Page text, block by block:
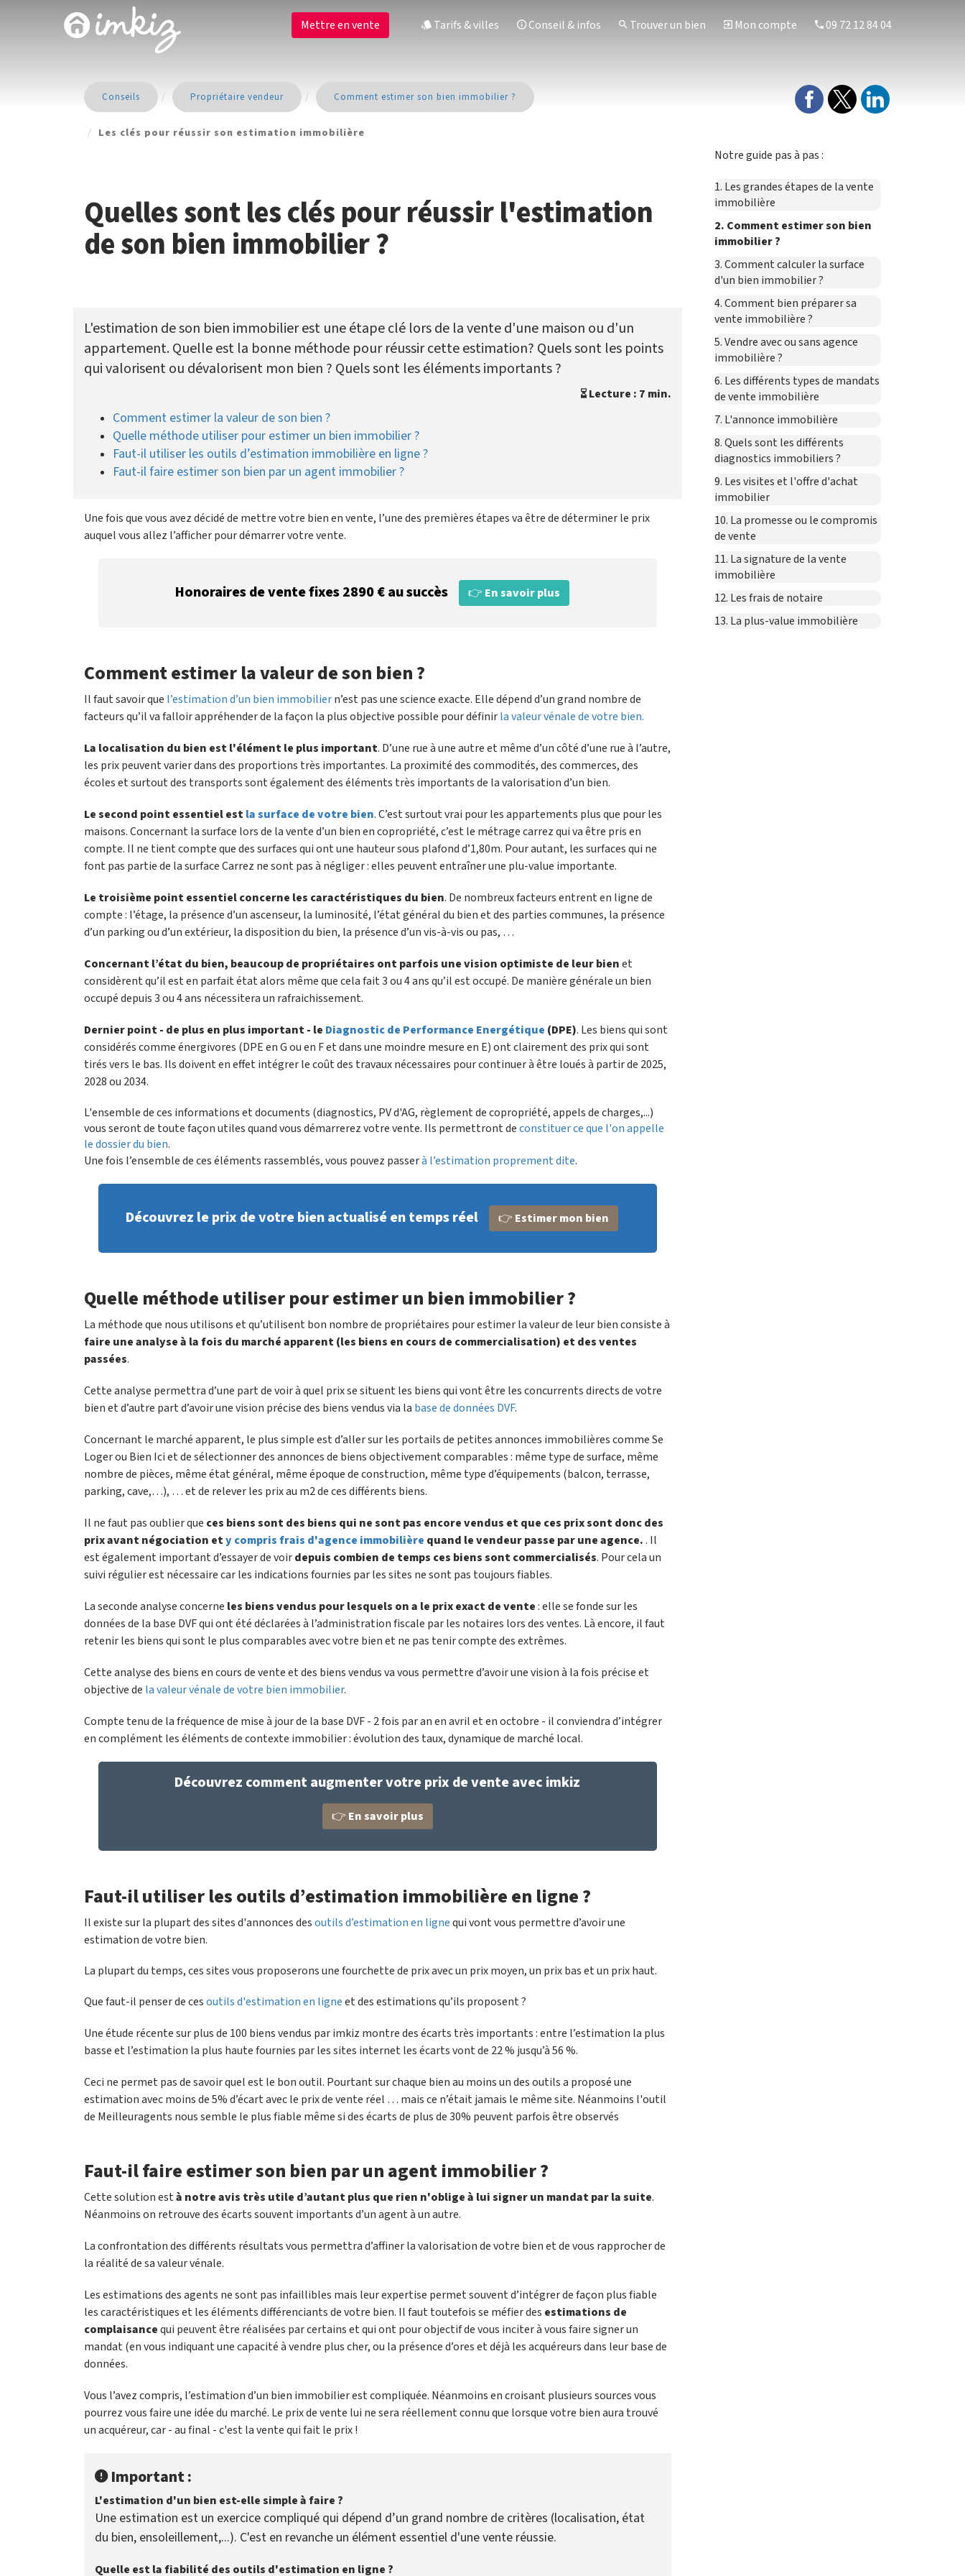
Mettre en vente Tarifs & villes Conseil & infos Trouver un bien Mon compte 09 72 12 84 04
Conseils Propriétaire vendeur Comment estimer son bien immobilier ?
Les clés pour réussir son estimation immobilière
Quelles sont les clés pour réussir l'estimation
de son bien immobilier ?
L'estimation de son bien immobilier est une étape clé lors de la vente d'une maison ou d'un
appartement. Quelle est la bonne méthode pour réussir cette estimation? Quels sont les points
qui valorisent ou dévalorisent mon bien ? Quels sont les éléments importants ?
Lecture : 7 min.
Comment estimer la valeur de son bien ?
Quelle méthode utiliser pour estimer un bien immobilier ?
Faut-il utiliser les outils d’estimation immobilière en ligne ?
Faut-il faire estimer son bien par un agent immobilier ?
Une fois que vous avez décidé de mettre votre bien en vente, l’une des premières étapes va être de déterminer le prix
auquel vous allez l’afficher pour démarrer votre vente.
Honoraires de vente fixes 2890 € au succès 👉 En savoir plus
Comment estimer la valeur de son bien ?
Il faut savoir que l’estimation d’un bien immobiliern’est pas une science exacte. Elle dépend d’un grand nombre de
facteurs qu’il va falloir appréhender de la façon la plus objective possible pour définirla valeur vénale de votre bien.
La localisation du bien est l'élément le plus important. D’une rue à une autre et même d’un côté d’une rue à l’autre,
les prix peuvent varier dans des proportions très importantes. La proximité des commodités, des commerces, des
écoles et surtout des transports sont également des éléments très importants de la valorisation d’un bien.
Le second point essentiel estla surface de votre bien. C’est surtout vrai pour les appartements plus que pour les
maisons. Concernant la surface lors de la vente d’un bien en copropriété, c’est le métrage carrez qui va être pris en
compte. Il ne tient compte que des surfaces qui ont une hauteur sous plafond d’1,80m. Pour autant, les surfaces qui ne
font pas partie de la surface Carrez ne sont pas à négliger : elles peuvent entraîner une plu-value importante.
Le troisième point essentiel concerne les caractéristiques du bien. De nombreux facteurs entrent en ligne de
compte : l’étage, la présence d’un ascenseur, la luminosité, l’état général du bien et des parties communes, la présence
d’un parking ou d’un extérieur, la disposition du bien, la présence d’un vis-à-vis ou pas, …
Concernant l’état du bien, beaucoup de propriétaires ont parfois une vision optimiste de leur bienet
considèrent qu’il est en parfait état alors même que cela fait 3 ou 4 ans qu’il est occupé. De manière générale un bien
occupé depuis 3 ou 4 ans nécessitera un rafraichissement.
Dernier point - de plus en plus important - le Diagnostic de Performance Energétique (DPE). Les biens qui sont
considérés comme énergivores (DPE en G ou en F et dans une moindre mesure en E) ont clairement des prix qui sont
tirés vers le bas. Ils doivent en effet intégrer le coût des travaux nécessaires pour continuer à être loués à partir de 2025,
2028 ou 2034.
L'ensemble de ces informations et documents (diagnostics, PV d'AG, règlement de copropriété, appels de charges,...)
vous seront de toute façon utiles quand vous démarrerez votre vente. Ils permettront deconstituer ce que l'on appelle
le dossier du bien.
Une fois l’ensemble de ces éléments rassemblés, vous pouvez passerà l’estimation proprement dite.
Découvrez le prix de votre bien actualisé en temps réel 👉 Estimer mon bien
Quelle méthode utiliser pour estimer un bien immobilier ?
La méthode que nous utilisons et qu’utilisent bon nombre de propriétaires pour estimer la valeur de leur bien consiste à
faire une analyse à la fois du marché apparent (les biens en cours de commercialisation) et des ventes
passées.
Cette analyse permettra d’une part de voir à quel prix se situent les biens qui vont être les concurrents directs de votre
bien et d’autre part d’avoir une vision précise des biens vendus via la base de données DVF.
Concernant le marché apparent, le plus simple est d’aller sur les portails de petites annonces immobilières comme Se
Loger ou Bien Ici et de sélectionner des annonces de biens objectivement comparables : même type de surface, même
nombre de pièces, même état général, même époque de construction, même type d’équipements (balcon, terrasse,
parking, cave,…), … et de relever les prix au m2 de ces différents biens.
Il ne faut pas oublier que ces biens sont des biens qui ne sont pas encore vendus et que ces prix sont donc des
prix avant négociation ety compris frais d'agence immobilière quand le vendeur passe par une agence.. Il
est également important d’essayer de voirdepuis combien de temps ces biens sont commercialisés. Pour cela un
suivi régulier est nécessaire car les indications fournies par les sites ne sont pas toujours fiables.
La seconde analyse concerne les biens vendus pour lesquels on a le prix exact de vente: elle se fonde sur les
données de la base DVF qui ont été déclarées à l’administration fiscale par les notaires lors des ventes. Là encore, il faut
retenir les biens qui sont le plus comparables avec votre bien et ne pas tenir compte des extrêmes.
Cette analyse des biens en cours de vente et des biens vendus va vous permettre d’avoir une vision à la fois précise et
objective de la valeur vénale de votre bien immobilier.
Compte tenu de la fréquence de mise à jour de la base DVF - 2 fois par an en avril et en octobre - il conviendra d’intégrer
en complément les éléments de contexte immobilier : évolution des taux, dynamique de marché local.
Découvrez comment augmenter votre prix de vente avec imkiz
👉 En savoir plus
Faut-il utiliser les outils d’estimation immobilière en ligne ?
Il existe sur la plupart des sites d'annonces desoutils d’estimation en lignequi vont vous permettre d’avoir une
estimation de votre bien.
La plupart du temps, ces sites vous proposerons une fourchette de prix avec un prix moyen, un prix bas et un prix haut.
Que faut-il penser de cesoutils d'estimation en ligneet des estimations qu’ils proposent ?
Une étude récente sur plus de 100 biens vendus par imkiz montre des écarts très importants : entre l’estimation la plus
basse et l’estimation la plus haute fournies par les sites internet les écarts vont de 22 % jusqu’à 56 %.
Ceci ne permet pas de savoir quel est le bon outil. Pourtant sur chaque bien au moins un des outils a proposé une
estimation avec moins de 5% d’écart avec le prix de vente réel … mais ce n’était jamais le même site. Néanmoins l'outil
de Meilleuragents nous semble le plus fiable même si des écarts de plus de 30% peuvent parfois être observés
Faut-il faire estimer son bien par un agent immobilier ?
Cette solution està notre avis très utile d’autant plus que rien n'oblige à lui signer un mandat par la suite.
Néanmoins on retrouve des écarts souvent importants d’un agent à un autre.
La confrontation des différents résultats vous permettra d’affiner la valorisation de votre bien et de vous rapprocher de
la réalité de sa valeur vénale.
Les estimations des agents ne sont pas infaillibles mais leur expertise permet souvent d’intégrer de façon plus fiable
les caractéristiques et les éléments différenciants de votre bien. Il faut toutefois se méfier des estimations de
complaisancequi peuvent être réalisées par certains et qui ont pour objectif de vous inciter à vous faire signer un
mandat (en vous indiquant une capacité à vendre plus cher, ou la présence d’ores et déjà les acquéreurs dans leur base de
données.
Vous l’avez compris, l’estimation d’un bien immobilier est compliquée. Néanmoins en croisant plusieurs sources vous
pourrez vous faire une idée du marché. Le prix de vente lui ne sera réellement connu que lorsque votre bien aura trouvé
un acquéreur, car - au final - c'est la vente qui fait le prix !
Important :
L'estimation d'un bien est-elle simple à faire ?
Une estimation est un exercice compliqué qui dépend d’un grand nombre de critères (localisation, état
du bien, ensoleillement,...). C'est en revanche un élément essentiel d'une vente réussie.
Quelle est la fiabilité des outils d'estimation en ligne ?
Notre guide pas à pas :
1. Les grandes étapes de la vente
immobilière
2. Comment estimer son bien
immobilier ?
3. Comment calculer la surface
d'un bien immobilier ?
4. Comment bien préparer sa
vente immobilière ?
5. Vendre avec ou sans agence
immobilière ?
6. Les différents types de mandats
de vente immobilière
7. L'annonce immobilière
8. Quels sont les différents
diagnostics immobiliers ?
9. Les visites et l'offre d'achat
immobilier
10. La promesse ou le compromis
de vente
11. La signature de la vente
immobilière
12. Les frais de notaire
13. La plus-value immobilière